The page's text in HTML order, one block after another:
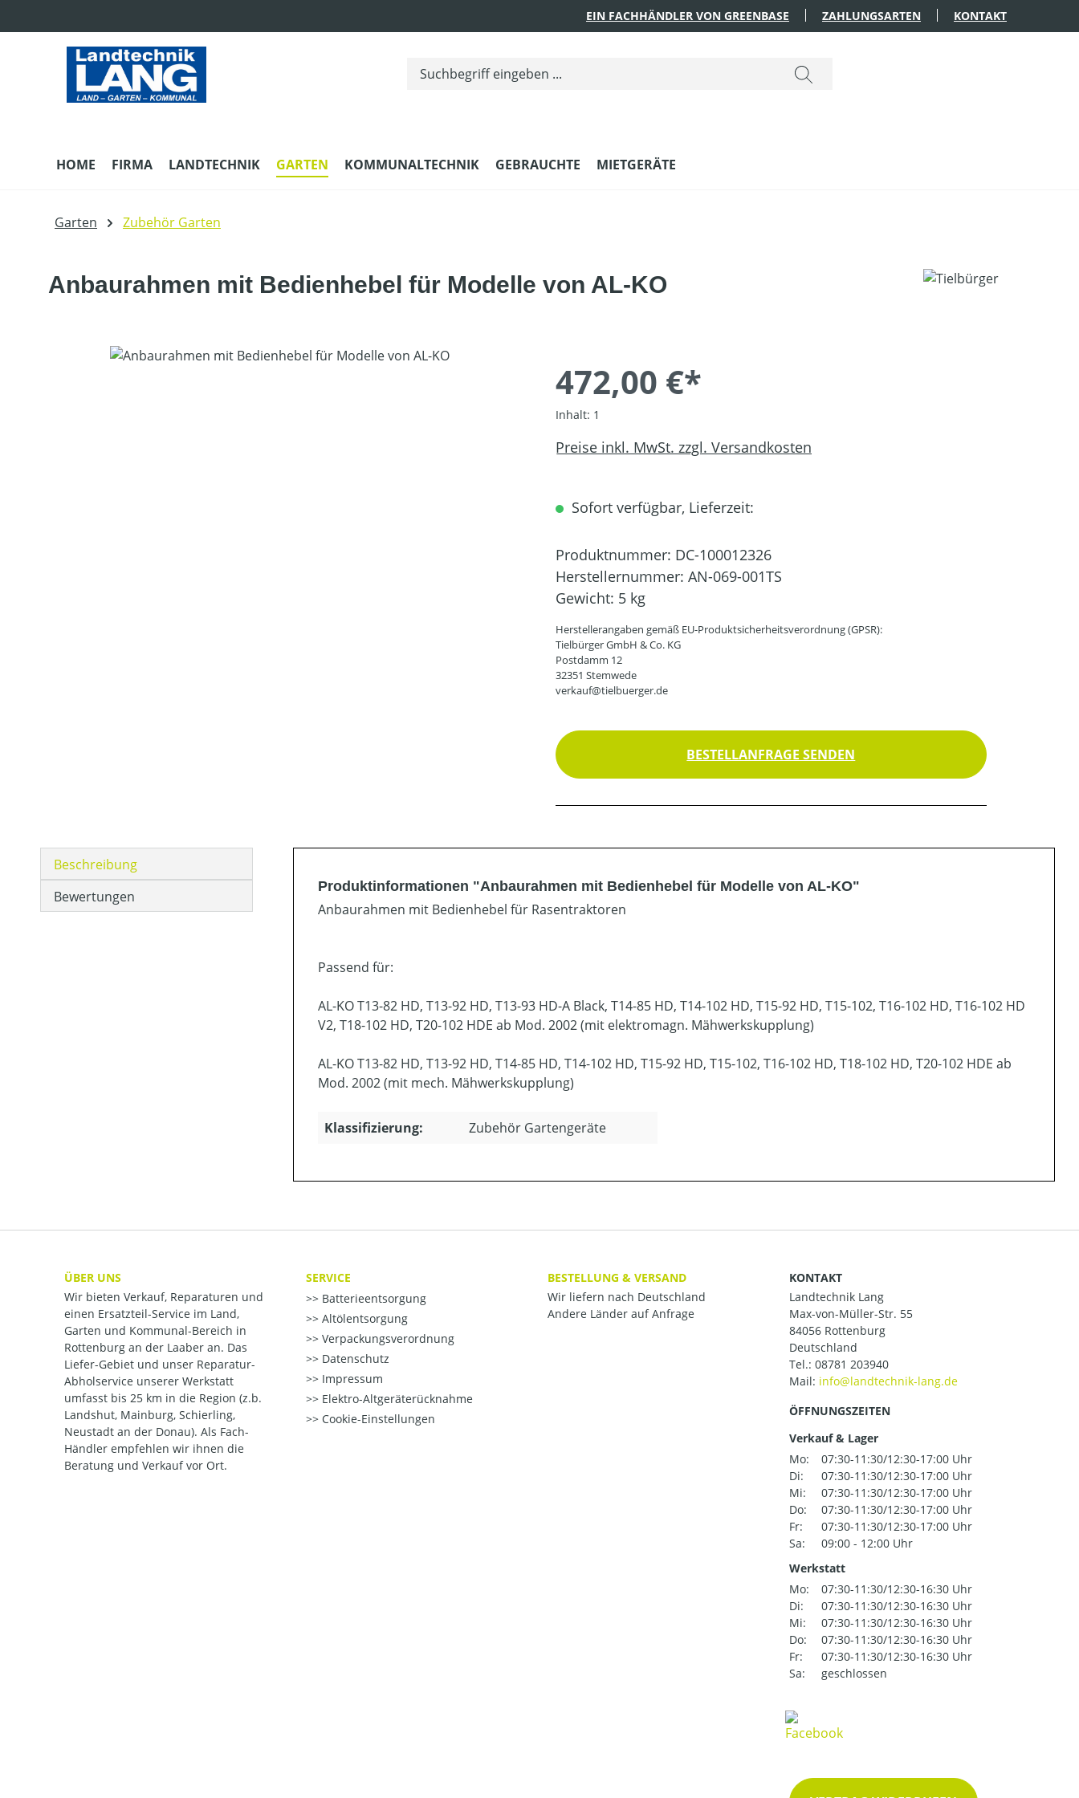
EIN FACHHÄNDLER VON GREENBASE ZAHLUNGSARTEN KONTAKT
HOME FIRMA LANDTECHNIK GARTEN KOMMUNALTECHNIK GEBRAUCHTE MIETGERÄTE
Garten Zubehör Garten
Anbaurahmen mit Bedienhebel für Modelle von AL-KO
Bildergalerie überspringen
472,00 €*
Inhalt: 1
Preise inkl. MwSt. zzgl. Versandkosten
Sofort verfügbar, Lieferzeit:
Produktnummer: DC-100012326
Herstellernummer: AN-069-001TS
Gewicht: 5 kg
Herstellerangaben gemäß EU-Produktsicherheitsverordnung (GPSR):
Tielbürger GmbH & Co. KG
Postdamm 12
32351 Stemwede
verkauf@tielbuerger.de
BESTELLANFRAGE SENDEN
Beschreibung
Bewertungen
Produktinformationen "Anbaurahmen mit Bedienhebel für Modelle von AL-KO"
Anbaurahmen mit Bedienhebel für Rasentraktoren
Passend für:
AL-KO T13-82 HD, T13-92 HD, T13-93 HD-A Black, T14-85 HD, T14-102 HD, T15-92 HD, T15-102, T16-102 HD, T16-102 HD
V2, T18-102 HD, T20-102 HDE ab Mod. 2002 (mit elektromagn. Mähwerkskupplung)
AL-KO T13-82 HD, T13-92 HD, T14-85 HD, T14-102 HD, T15-92 HD, T15-102, T16-102 HD, T18-102 HD, T20-102 HDE ab
Mod. 2002 (mit mech. Mähwerkskupplung)
Klassifizierung: Zubehör Gartengeräte
ÜBER UNS
Wir bieten Verkauf, Reparaturen und
einen Ersatzteil-Service im Land,
Garten und Kommunal-Bereich in
Rottenburg an der Laaber an. Das
Liefer-Gebiet und unser Reparatur-
Abholservice unserer Werkstatt
umfasst bis 25 km in die Region (z.b.
Landshut, Mainburg, Schierling,
Neustadt an der Donau). Als Fach-
Händler empfehlen wir ihnen die
Beratung und Verkauf vor Ort.
SERVICE
Batterieentsorgung
Altölentsorgung
Verpackungsverordnung
Datenschutz
Impressum
Elektro-Altgeräterücknahme
Cookie-Einstellungen
BESTELLUNG & VERSAND
Wir liefern nach Deutschland
Andere Länder auf Anfrage
KONTAKT
Landtechnik Lang
Max-von-Müller-Str. 55
84056 Rottenburg
Deutschland
Tel.: 08781 203940
Mail:
ÖFFNUNGSZEITEN
Verkauf & Lager
Mo:
07:30-11:30/12:30-17:00 Uhr
Di:
07:30-11:30/12:30-17:00 Uhr
Mi:
07:30-11:30/12:30-17:00 Uhr
Do:
07:30-11:30/12:30-17:00 Uhr
Fr:
07:30-11:30/12:30-17:00 Uhr
Sa:
09:00 - 12:00 Uhr
Werkstatt
Mo:
07:30-11:30/12:30-16:30 Uhr
Di:
07:30-11:30/12:30-16:30 Uhr
Mi:
07:30-11:30/12:30-16:30 Uhr
Do:
07:30-11:30/12:30-16:30 Uhr
Fr:
07:30-11:30/12:30-16:30 Uhr
Sa:
geschlossen